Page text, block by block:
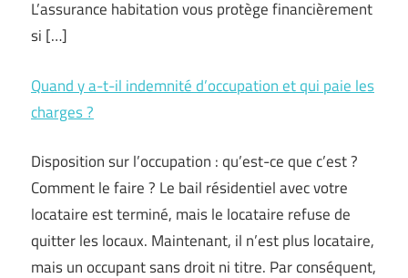
L’assurance habitation vous protège financièrement
si […]
Quand y a-t-il indemnité d’occupation et qui paie les
charges ?
Disposition sur l’occupation : qu’est-ce que c’est ?
Comment le faire ? Le bail résidentiel avec votre
locataire est terminé, mais le locataire refuse de
quitter les locaux. Maintenant, il n’est plus locataire,
mais un occupant sans droit ni titre. Par conséquent,